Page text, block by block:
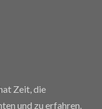
Zeit, die
und zu erfahren.